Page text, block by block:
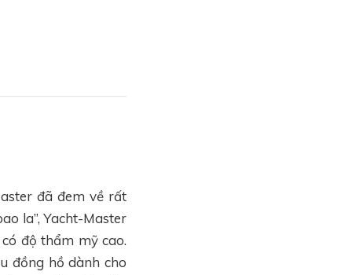
đã đem về rất
la”, Yacht-Master
độ thẩm mỹ cao.
đồng hồ dành cho